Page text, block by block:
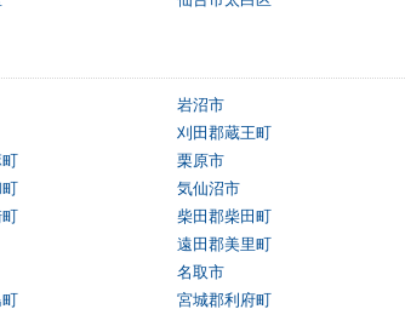
岩沼市
刈田郡蔵王町
栗原市
気仙沼市
柴田郡柴田町
遠田郡美里町
名取市
宮城郡利府町